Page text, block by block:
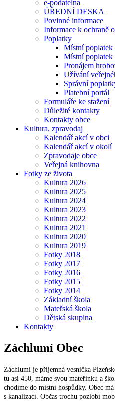
e-podatelna
ÚŘEDNÍ DESKA
Povinné informace
Informace k ochraně
Poplatky
Místní poplatek
Místní poplatek
Pronájem
Užívání
Správní
Platební portál
Formuláře ke stažení
Důležité kontakty
Kontakty obce
Kultura, zpravodaj
Kalendář akcí v obci
Kalendář akcí v okolí
Zpravodaje obce
Veřejná knihovna
Fotky ze života
Kultura 2026
Kultura 2025
Kultura 2024
Kultura 2023
Kultura 2022
Kultura 2021
Kultura 2020
Kultura 2019
Fotky 2018
Fotky 2017
Fotky 2016
Fotky 2015
Fotky 2014
Základní škola
Mateřská škola
Dětská skupina
Kontakty
Záchlumí Obec
Záchlumí je příjemná vesnička
tu asi 450, máme svou mateřinku a
chodíme do místní hospůdky. Obec
s kanalizací. Občas trochu pozlobí